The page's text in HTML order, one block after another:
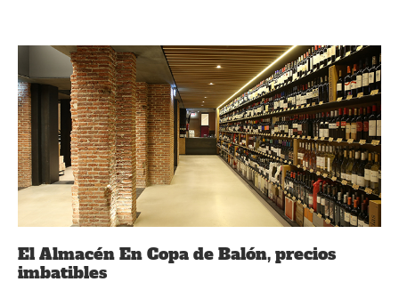
El Almacén En Copa de Balón, precios
imbatibles